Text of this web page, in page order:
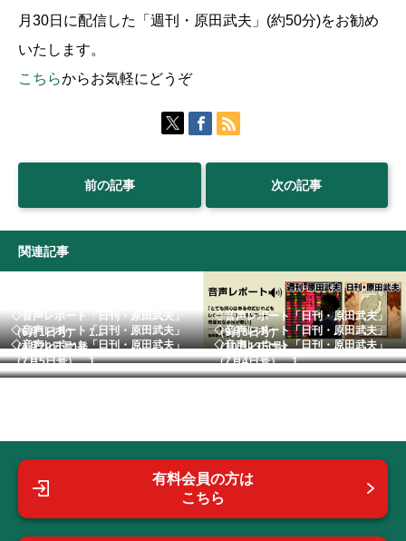
月30日に配信した「週刊・原田武夫」(約50分)をお勧め
いたします。
こちらからお気軽にどうぞ
前の記事 次の記事
関連記事
◇音声レポート「日刊・原田武夫」
（6月1日号） 1...
◇音声レポート「日刊・原田武夫」
（9月8日号）
◇音声レポート「日刊・原田武夫」
（4月20日号)発...
◇音声レポート「日刊・原田武夫」
（10月13日号)...
◇音声レポート「日刊・原田武夫」
（7月5日号） 1...
◇音声レポート「日刊・原田武夫」
（7月4日号） 1...
有料会員の方は
こちら